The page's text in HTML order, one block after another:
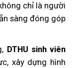
chỉ là người
sàng đóng góp
DTHU sinh viên
xây dựng hình